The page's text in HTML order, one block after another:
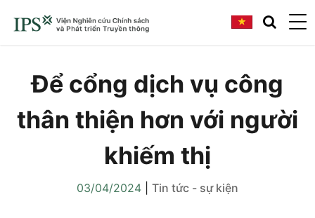
Để cổng dịch vụ công
thân thiện hơn với người
khiếm thị
03/04/2024 Tin tức - sự kiện